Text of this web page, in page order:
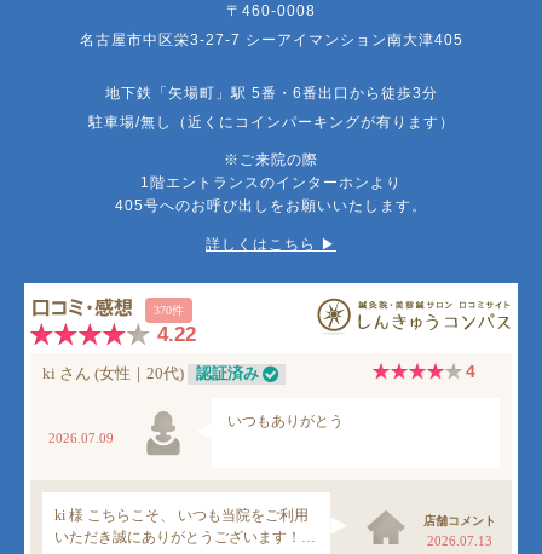
〒460-0008
名古屋市中区栄3-27-7 シーアイマンション南大津405
地下鉄「矢場町」駅 5番・6番出口から徒歩3分
駐車場/無し（近くにコインパーキングが有ります）
※ご来院の際
1階エントランスのインターホンより
405号へのお呼び出しをお願いいたします。
詳しくはこちら ▶︎